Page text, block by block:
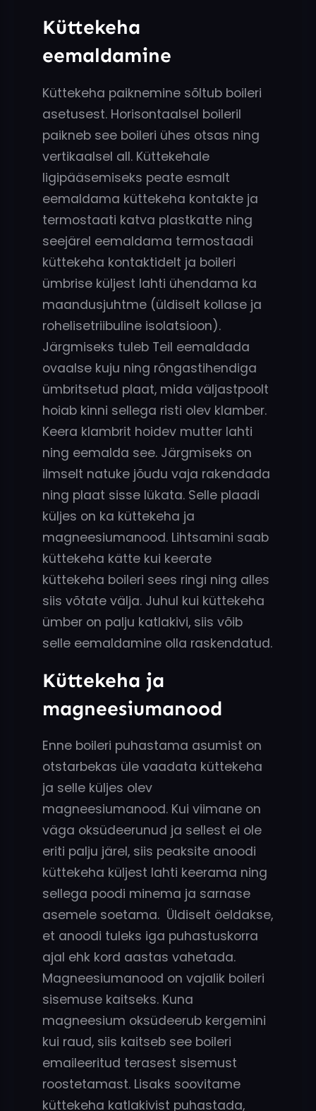
Küttekeha
eemaldamine
Küttekeha paiknemine sõltub boileri
asetusest. Horisontaalsel boileril
paikneb see boileri ühes otsas ning
vertikaalsel all. Küttekehale
ligipääsemiseks peate esmalt
eemaldama küttekeha kontakte ja
termostaati katva plastkatte ning
seejärel eemaldama termostaadi
küttekeha kontaktidelt ja boileri
ümbrise küljest lahti ühendama ka
maandusjuhtme (üldiselt kollase ja
rohelisetriibuline isolatsioon).
Järgmiseks tuleb Teil eemaldada
ovaalse kuju ning rõngastihendiga
ümbritsetud plaat, mida väljastpoolt
hoiab kinni sellega risti olev klamber.
Keera klambrit hoidev mutter lahti
ning eemalda see. Järgmiseks on
ilmselt natuke jõudu vaja rakendada
ning plaat sisse lükata. Selle plaadi
küljes on ka küttekeha ja
magneesiumanood. Lihtsamini saab
küttekeha kätte kui keerate
küttekeha boileri sees ringi ning alles
siis võtate välja. Juhul kui küttekeha
ümber on palju katlakivi, siis võib
selle eemaldamine olla raskendatud.
Küttekeha ja
magneesiumanood
Enne boileri puhastama asumist on
otstarbekas üle vaadata küttekeha
ja selle küljes olev
magneesiumanood. Kui viimane on
väga oksüdeerunud ja sellest ei ole
eriti palju järel, siis peaksite anoodi
küttekeha küljest lahti keerama ning
sellega poodi minema ja sarnase
asemele soetama. Üldiselt öeldakse,
et anoodi tuleks iga puhastuskorra
ajal ehk kord aastas vahetada.
Magneesiumanood on vajalik boileri
sisemuse kaitseks. Kuna
magneesium oksüdeerub kergemini
kui raud, siis kaitseb see boileri
emaileeritud terasest sisemust
roostetamast. Lisaks soovitame
küttekeha katlakivist puhastada,